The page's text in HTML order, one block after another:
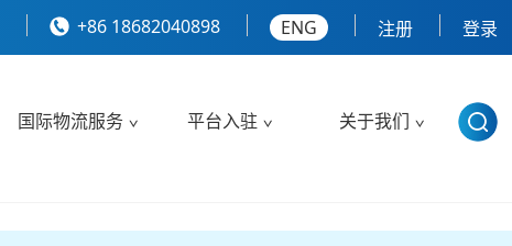
+86 18682040898 ENG 注册 登录
国际物流服务 平台入驻 关于我们